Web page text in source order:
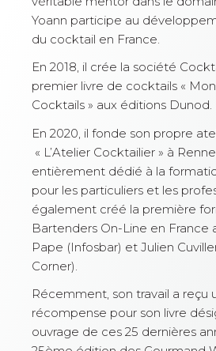
Yoann participe au
du cocktail en France.
En 2018, il crée la société
premier livre de cocktails «
Cocktails » aux éditions Dunod.
En 2020, il fonde son
« L’Atelier Cocktailier » à
entièrement dédié à la
pour les particuliers et les
également créé la première
Bartenders On-Line en France
Pape (Infosbar) et Julien
Corner).
Récemment, son travail a reçu
récompense pour son livre
ouvrage de ces 25 dernières